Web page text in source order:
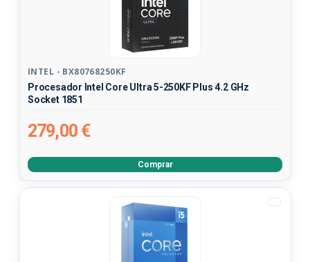
INTEL - BX80768250KF
Procesador Intel Core Ultra 5-250KF Plus 4.2 GHz
Socket 1851
279,00 €
Comprar